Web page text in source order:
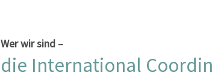
Wer wir sind –
die International